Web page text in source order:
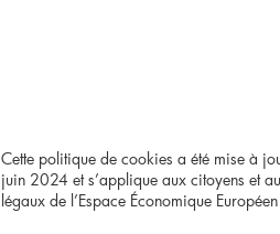
Cette politique de cookies a été mise à
juin 2024 et s’applique aux citoyens et
légaux de l’Espace Économique